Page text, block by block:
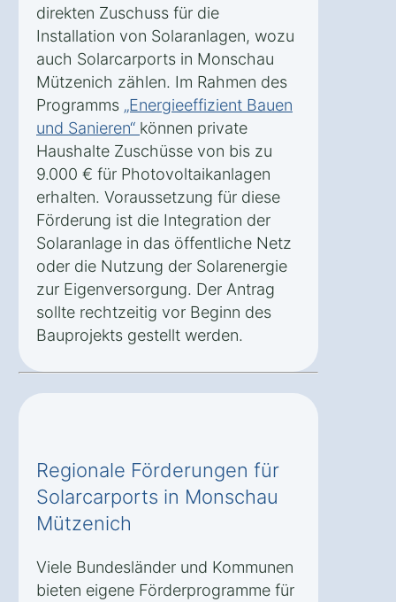
direkten Zuschuss für die
Installation von Solaranlagen, wozu
auch Solarcarports in Monschau
Mützenich zählen. Im Rahmen des
Programms „Energieeffizient Bauen
und Sanieren“ können private
Haushalte Zuschüsse von bis zu
9.000 € für Photovoltaikanlagen
erhalten. Voraussetzung für diese
Förderung ist die Integration der
Solaranlage in das öffentliche Netz
oder die Nutzung der Solarenergie
zur Eigenversorgung. Der Antrag
sollte rechtzeitig vor Beginn des
Bauprojekts gestellt werden.
Regionale Förderungen für
Solarcarports in Monschau
Mützenich
Viele Bundesländer und Kommunen
bieten eigene Förderprogramme für